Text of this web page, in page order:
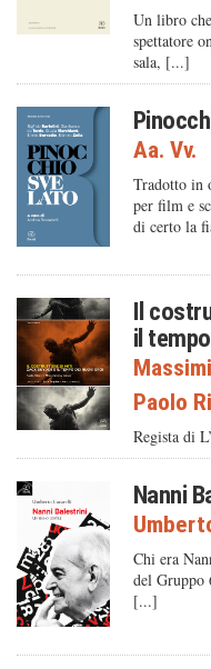
Un libro
spettatore
sala, [...]
Aa. Vv.
Tradotto in
per film e
di certo la
Il
il
Paolo
Regista di
Nanni
Chi era
del Gruppo
[...]